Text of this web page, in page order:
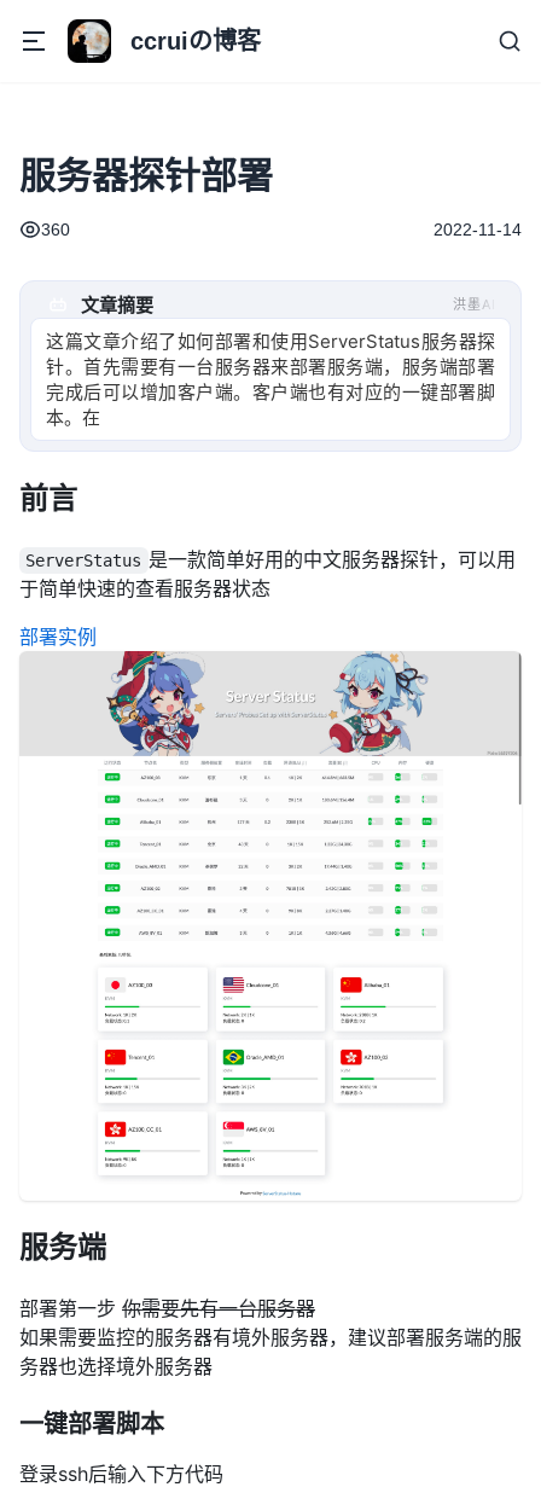
ccruiの博客
服务器探针部署
360 2022-11-14
文章摘要 洪墨AI
这篇文章介绍了如何部署和使用ServerStatus服务器探
针。首先需要有一台服务器来部署服务端，服务端部署
完成后可以增加客户端。客户端也有对应的一键部署脚
本。在部署服务端时
前言
ServerStatus 是一款简单好用的中文服务器探针，可以用
于简单快速的查看服务器状态
部署实例
服务端
部署第一步 你需要先有一台服务器
如果需要监控的服务器有境外服务器，建议部署服务端的服
务器也选择境外服务器
一键部署脚本
登录ssh后输入下方代码